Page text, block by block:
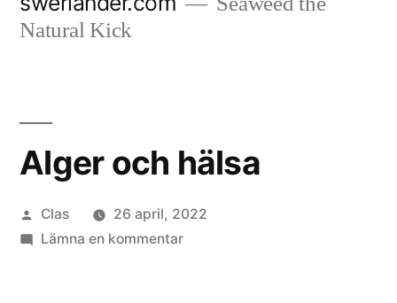
tillNatural Kick
Alger och hälsa
Publicerat
av
Clas
26 april, 2022
Lämna en kommentartill